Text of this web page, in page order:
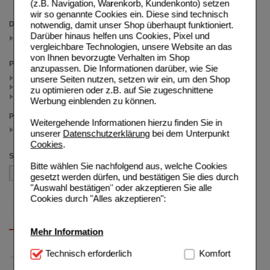
(z.B. Navigation, Warenkorb, Kundenkonto) setzen
wir so genannte Cookies ein. Diese sind technisch
notwendig, damit unser Shop überhaupt funktioniert.
Darüber hinaus helfen uns Cookies, Pixel und
vergleichbare Technologien, unsere Website an das
von Ihnen bevorzugte Verhalten im Shop
anzupassen. Die Informationen darüber, wie Sie
unsere Seiten nutzen, setzen wir ein, um den Shop
zu optimieren oder z.B. auf Sie zugeschnittene
Werbung einblenden zu können.
Weitergehende Informationen hierzu finden Sie in
unserer Datenschutzerklärungbei dem Unterpunkt
Cookies.
Bitte wählen Sie nachfolgend aus, welche Cookies
gesetzt werden dürfen, und bestätigen Sie dies durch
"Auswahl bestätigen" oder akzeptieren Sie alle
Cookies durch "Alles akzeptieren":
Mehr Information
Technisch Notwendig:Hierbei handelt es sich um
Technisch erforderlich Komfort
(auswahl entfernen)
Darreichungsform
Filmtabletten
(auswahl entfernen)
Packungsgröße
30 St (2)
12 St (1)
Preis
(auswahl entfernen)
Sortieren nach